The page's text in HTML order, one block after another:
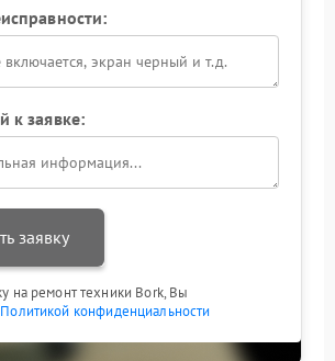
к заявке:
заявку
на ремонт техники Bork, Вы
Политикой конфиденциальности